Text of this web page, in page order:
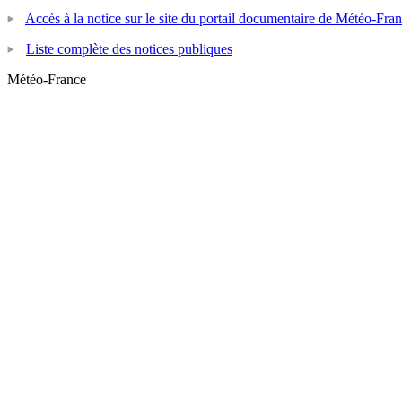
Accès à la notice sur le site du portail documentaire de Météo-
Liste complète des notices publiques
Météo-France